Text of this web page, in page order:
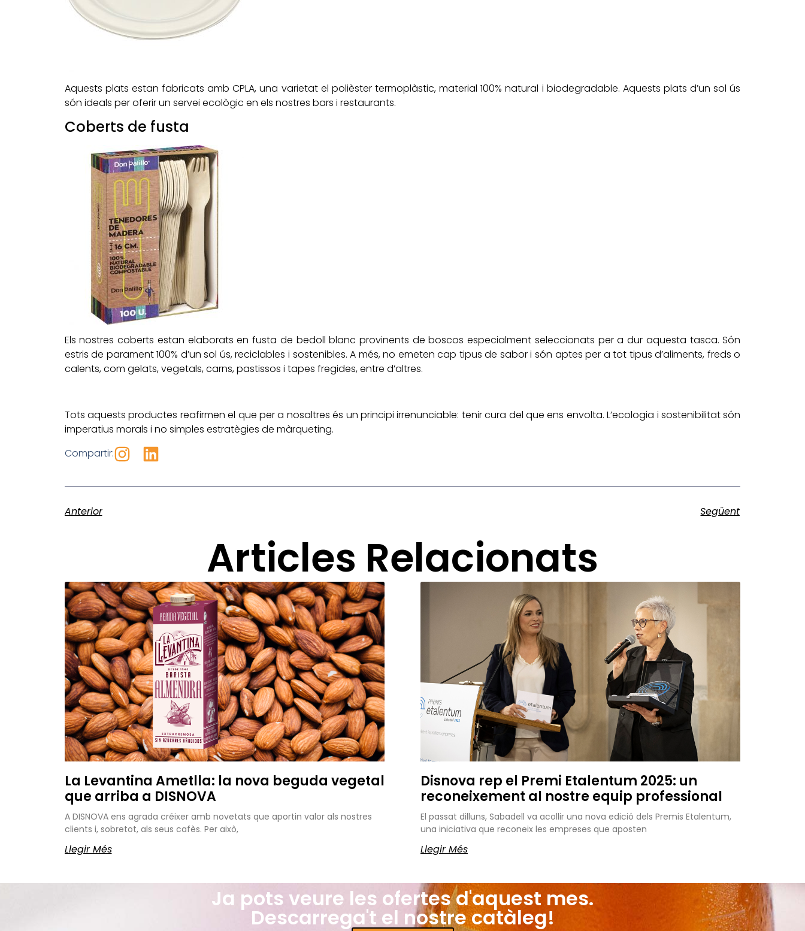
Aquests plats estan fabricats amb CPLA, una varietat el polièster termoplàstic, material 100% natural i biodegradable. Aquests plats d’un sol ús
són ideals per oferir un servei ecològic en els nostres bars i restaurants.
Coberts de fusta
Els nostres coberts estan elaborats en fusta de bedoll blanc provinents de boscos especialment seleccionats per a dur aquesta tasca. Són
estris de parament 100% d’un sol ús, reciclables i sostenibles. A més, no emeten cap tipus de sabor i són aptes per a tot tipus d’aliments, freds o
calents, com gelats, vegetals, carns, pastissos i tapes fregides, entre d’altres.
Tots aquests productes reafirmen el que per a nosaltres és un principi irrenunciable: tenir cura del que ens envolta. L’ecologia i sostenibilitat són
imperatius morals i no simples estratègies de màrqueting.
Compartir:
Anterior Següent
Articles Relacionats
La Levantina Ametlla: la nova beguda vegetal
que arriba a DISNOVA
A DISNOVA ens agrada créixer amb novetats que aportin valor als nostres
clients i, sobretot, als seus cafès. Per això,
Llegir Més
Disnova rep el Premi Etalentum 2025: un
reconeixement al nostre equip professional
El passat dilluns, Sabadell va acollir una nova edició dels Premis Etalentum,
una iniciativa que reconeix les empreses que aposten
Llegir Més
Ja pots veure les ofertes d'aquest mes.
Descarrega't el nostre catàleg!